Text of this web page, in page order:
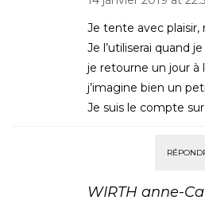
Je tente avec plaisir,
Je l’utiliserai quand
je retourne un jour à
j’imagine bien un
Je suis le compte
WIRTH anne-